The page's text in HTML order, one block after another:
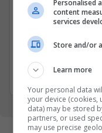
Senior Lead .NET
.NET) 4-Day
Prishtinë
5 Gusht 2026
Personalised
content
services
Store and/or
Learn more
Your personal data
your device (cookies,
data) may be stored
partners, or used
may use precise